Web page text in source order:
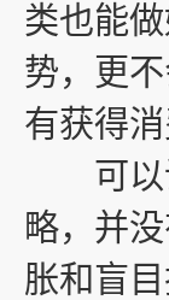
类也能
势，更
有获得
可以说
略，并
胀和盲